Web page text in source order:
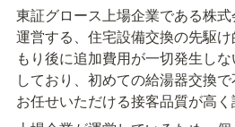
東証グロース上場企業である株
運営する、住宅設備交換の先駆
もり後に追加費用が一切発生し
しており、初めての給湯器交換
お任せいただける接客品質が高く